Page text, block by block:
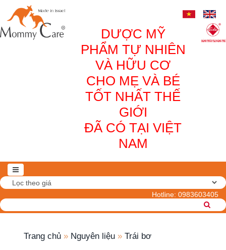
DƯỢC MỸ
PHẨM TỰ NHIÊN
VÀ HỮU CƠ
CHO MẸ VÀ BÉ
TỐT NHẤT THẾ
GIỚI
ĐÃ CÓ TẠI VIỆT
NAM
Hotline: 0983603405
Trang chủ » Nguyên liệu » Trái bơ